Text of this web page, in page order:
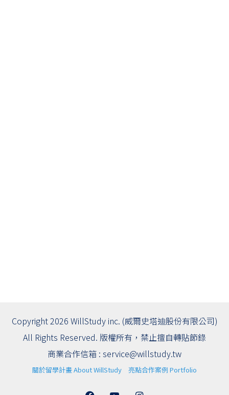
Copyright 2026 WillStudy inc. (威爾史塔迪股份有限公司)
All Rights Reserved. 版權所有，禁止擅自轉貼節錄
商業合作信箱 : service@willstudy.tw
關於留學計畫 About WillStudy 亮點合作案例 Portfolio